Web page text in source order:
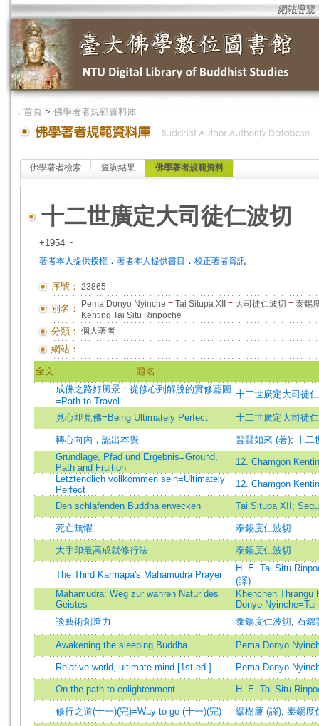
網站導覽
． 首頁 > 佛學著者規範資料庫
佛學著者檢索 查詢結果 佛學著者規範資料
十二世廣定大司徒仁波切
+1954 ~
著者本人提供授權 ． 著者本人提供書目 ． 校正著者資訊
序號： 23865
別名： Pema Donyo Nyinche = Tai Situpa XII = 大司徒仁波切 = 泰錫
Kenting Tai Situ Rinpoche
分類： 個人著者
網站：
全文
題名
成佛之路好風景：從修心到解脫的實修藍圖
=Path to Travel
十二世廣定大司徒
見心即見佛=Being Ultimately Perfect 十二世廣定大司徒
轉心向內，認出本覺 普賢如來 (著); 十二
Grundlage, Pfad und Ergebnis=Ground,
Path and Fruition
12. Chamgon
Letztendlich vollkommen sein=Ultimately
Perfect
12. Chamgon
Den schlafenden Buddha erwecken Tai Situpa XII ;
死亡無懼 泰錫度仁波切
大手印最高成就修行法 泰錫度仁波切
The Third Karmapa's Mahamudra Prayer
H. E. Tai Situ
(譯)
Mahamudra: Weg zur wahren Natur des
Geistes
Khenchen Thrangu
Donyo
談藝術創造力
泰錫度仁波切; 石錦
Awakening the sleeping Buddha Pema Donyo
Relative world, ultimate mind [1st ed.] Pema Donyo
On the path to enlightenment H. E. Tai Situ
修行之道(十一)(完)=Way to go (十一)(完) 繆樹廉 (譯); 泰錫度